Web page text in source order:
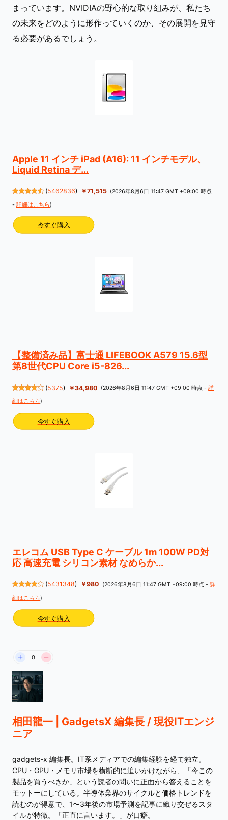
まっています。NVIDIAの野心的な取り組みが、私たち
の未来をどのように形作っていくのか、その展開を見守
る必要があるでしょう。
Apple 11 インチ iPad (A16): 11 インチモデル、
Liquid Retina デ...
(5462836) ￥71,515 (2026年8月6日 11:47 GMT +09:00 時点
- 詳細はこちら)
今すぐ購入
【整備済み品】富士通 LIFEBOOK A579 15.6型
第8世代CPU Core i5-826...
(5375) ￥34,980 (2026年8月6日 11:47 GMT +09:00 時点 -詳
細はこちら)
今すぐ購入
エレコム USB Type C ケーブル 1m 100W PD対
応 高速充電 シリコン素材 なめらか...
(5431348) ￥980 (2026年8月6日 11:47 GMT +09:00 時点 -詳
細はこちら)
今すぐ購入
0
相田龍一 | GadgetsX 編集長 / 現役ITエンジ
ニア
gadgets-x 編集長。IT系メディアでの編集経験を経て独立。
CPU・GPU・メモリ市場を横断的に追いかけながら、「今この
製品を買うべきか」という読者の問いに正面から答えることを
モットーにしている。半導体業界のサイクルと価格トレンドを
読むのが得意で、1〜3年後の市場予測を記事に織り交ぜるスタ
イルが特徴。「正直に言います。」が口癖。